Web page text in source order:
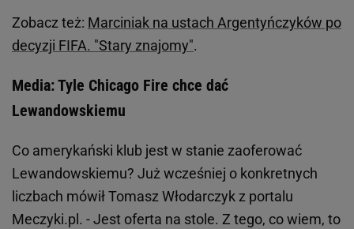
Zobacz też: Marciniak na ustach Argentyńczyków po
decyzji FIFA. "Stary znajomy".
Media: Tyle Chicago Fire chce dać
Lewandowskiemu
Co amerykański klub jest w stanie zaoferować
Lewandowskiemu? Już wcześniej o konkretnych
liczbach mówił Tomasz Włodarczyk z portalu
Meczyki.pl. - Jest oferta na stole. Z tego, co wiem, to